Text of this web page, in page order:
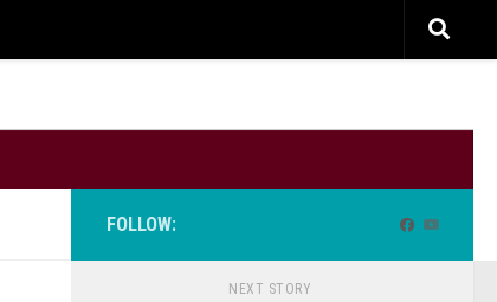
FOLLOW:
NEXT STORY